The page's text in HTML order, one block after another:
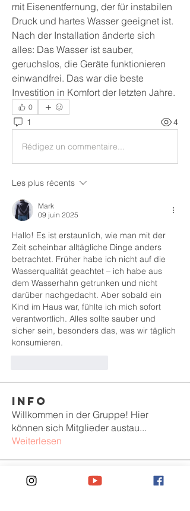
mit Eisenentfernung, der für instabilen
Druck und hartes Wasser geeignet ist.
Nach der Installation änderte sich
alles: Das Wasser ist sauber,
geruchslos, die Geräte funktionieren
einwandfrei. Das war die beste
Investition in Komfort der letzten Jahre.
0
1 4
Rédigez un commentaire...
Les plus récents
Mark
09 juin 2025
Hallo! Es ist erstaunlich, wie man mit der
Zeit scheinbar alltägliche Dinge anders
betrachtet. Früher habe ich nicht auf die
Wasserqualität geachtet – ich habe aus
dem Wasserhahn getrunken und nicht
darüber nachgedacht. Aber sobald ein
Kind im Haus war, fühlte ich mich sofort
verantwortlich. Alles sollte sauber und
sicher sein, besonders das, was wir täglich
konsumieren.
Info
Willkommen in der Gruppe! Hier
können sich Mitglieder austau...
Weiterlesen
Mitglieder